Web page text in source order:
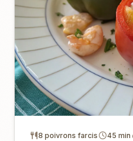
8 poivrons farcis 45 min